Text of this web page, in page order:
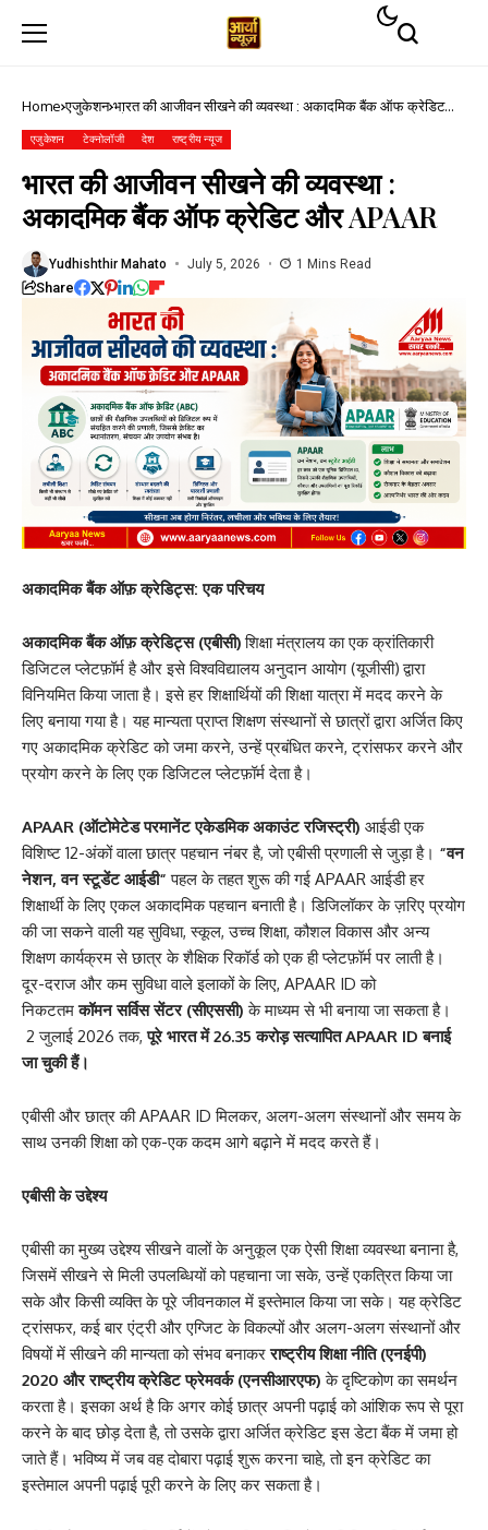
Home एजुकेशन भारत की आजीवन सीखने की व्यवस्था : अकादमिक बैंक ऑफ क्रेडिट
एजुकेशन टेक्नोलॉजी देश राष्ट्रीय न्यूज
भारत की आजीवन सीखने की व्यवस्था :
अकादमिक बैंक ऑफ क्रेडिट और APAAR
Yudhishthir Mahato July 5, 2026 1 Mins Read
Share
अकादमिक बैंक ऑफ़ क्रेडिट्स: एक परिचय
अकादमिक बैंक ऑफ़ क्रेडिट्स (एबीसी) शिक्षा मंत्रालय का एक क्रांतिकारी
डिजिटल प्लेटफ़ॉर्म है और इसे विश्वविद्यालय अनुदान आयोग (यूजीसी) द्वारा
विनियमित किया जाता है। इसे हर शिक्षार्थियों की शिक्षा यात्रा में मदद करने के
लिए बनाया गया है। यह मान्यता प्राप्त शिक्षण संस्थानों से छात्रों द्वारा अर्जित किए
गए अकादमिक क्रेडिट को जमा करने, उन्हें प्रबंधित करने, ट्रांसफर करने और
प्रयोग करने के लिए एक डिजिटल प्लेटफ़ॉर्म देता है।
APAAR (ऑटोमेटेड परमानेंट एकेडमिक अकाउंट रजिस्ट्री) आईडी एक
विशिष्ट 12-अंकों वाला छात्र पहचान नंबर है, जो एबीसी प्रणाली से जुड़ा है। “वन
नेशन,वन स्टूडेंटआईडी“ पहल के तहत शुरू की गई APAAR आईडी हर
शिक्षार्थी के लिए एकल अकादमिक पहचान बनाती है। डिजिलॉकर के ज़रिए प्रयोग
की जा सकने वाली यह सुविधा, स्कूल, उच्च शिक्षा, कौशल विकास और अन्य
शिक्षण कार्यक्रम से छात्र के शैक्षिक रिकॉर्ड को एक ही प्लेटफ़ॉर्म पर लाती है।
दूर-दराज और कम सुविधा वाले इलाकों के लिए, APAAR ID को
निकटतमकॉमन सर्विस सेंटर (सीएससी) के माध्यम से भी बनाया जा सकता है।
2 जुलाई 2026 तक,पूरे भारत में26.35 करोड़ सत्यापितAPAAR IDबनाई
जा चुकी हैं।
एबीसी और छात्र की APAAR ID मिलकर, अलग-अलग संस्थानों और समय के
साथ उनकी शिक्षा को एक-एक कदम आगे बढ़ाने में मदद करते हैं।
एबीसी के उद्देश्य
एबीसी का मुख्य उद्देश्य सीखने वालों के अनुकूल एक ऐसी शिक्षा व्यवस्था बनाना है,
जिसमें सीखने से मिली उपलब्धियों को पहचाना जा सके, उन्हें एकत्रित किया जा
सके और किसी व्यक्ति के पूरे जीवनकाल में इस्तेमाल किया जा सके। यह क्रेडिट
ट्रांसफर, कई बार एंट्री और एग्जिट के विकल्पों और अलग-अलग संस्थानों और
विषयों में सीखने की मान्यता को संभव बनाकरराष्ट्रीय शिक्षा नीति (एनईपी)
2020 और राष्ट्रीय क्रेडिट फ्रेमवर्क (एनसीआरएफ)के दृष्टिकोण का समर्थन
करता है। इसका अर्थ है कि अगर कोई छात्र अपनी पढ़ाई को आंशिक रूप से पूरा
करने के बाद छोड़ देता है, तो उसके द्वारा अर्जित क्रेडिट इस डेटा बैंक में जमा हो
जाते हैं। भविष्य में जब वह दोबारा पढ़ाई शुरू करना चाहे, तो इन क्रेडिट का
इस्तेमाल अपनी पढ़ाई पूरी करने के लिए कर सकता है।